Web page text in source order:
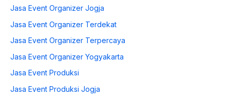
Jasa Event Organizer Jogja
Jasa Event Organizer Terdekat
Jasa Event Organizer Terpercaya
Jasa Event Organizer Yogyakarta
Jasa Event Produksi
Jasa Event Produksi Jogja